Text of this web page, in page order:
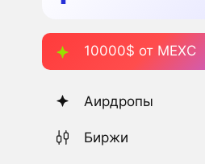
10000$ от MEXC
Аирдропы
Биржи